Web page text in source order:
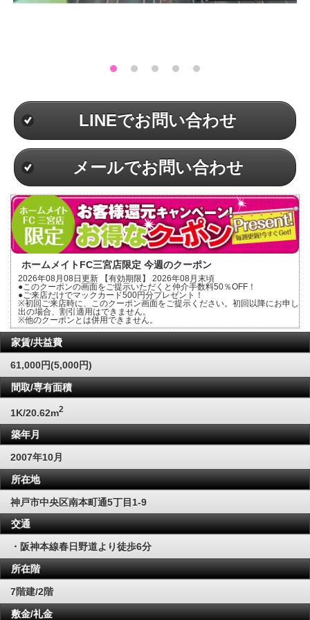
LINEでお問い合わせ
メールでお問い合わせ
ホームメイトFC三宮店限定 今週のクーポン
2026年08月08日更新 【有効期限】 2026年08月末頃
●このクーポンの画面をご提示いただくと仲介手数料50％OFF！
●ご来店だけでマックカード500円分プレゼント！
※初回ご来店時に、このクーポン画面をご提示ください。初回以降にお申し
出の場合、割引適用はできません。
※他のクーポンとは併用できません。
家賃/共益費
61,000円(5,000円)
間取/専有面積
1K/20.62m2
築年月
2007年10月
所在地
神戸市中央区南本町通5丁目1-9
交通
・阪神本線春日野道より徒歩6分
所在階
7階建/2階
敷金/礼金